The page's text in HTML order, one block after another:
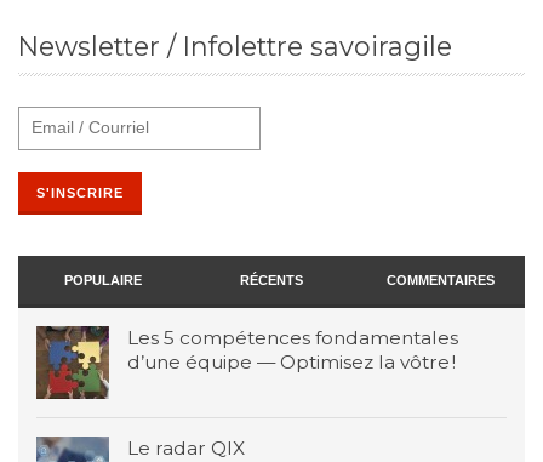
Newsletter / Infolettre savoiragile
POPULAIRE RÉCENTS COMMENTAIRES
Les 5 compétences fondamentales
d’une équipe — Optimisez la vôtre !
Le radar QIX